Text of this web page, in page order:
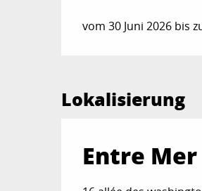
vom 30 Juni 2026 bis
Lokalisierung
Entre